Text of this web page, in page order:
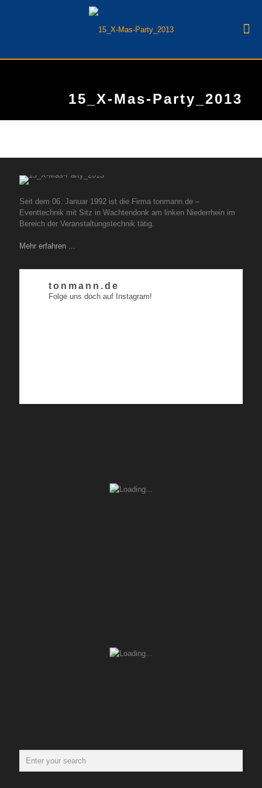
15_X-Mas-Party_2013
Seit dem 06. Januar 1992 ist die Firma tonmann.de –
Eventtechnik mit Sitz in Wachtendonk am linken Niederrhein im
Bereich der Veranstaltungstechnik tätig.
Mehr erfahren ...
tonmann.de
Folge uns doch auf Instagram!